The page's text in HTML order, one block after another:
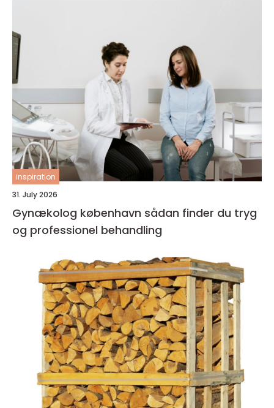
inspiration
31. July 2026
Gynækolog københavn sådan finder du tryg
og professionel behandling